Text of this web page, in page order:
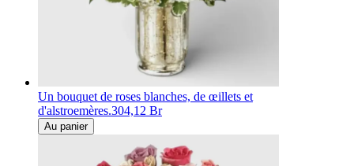
Un bouquet de roses blanches, de œillets et
d'alstroemères.304,12 Br
Au panier